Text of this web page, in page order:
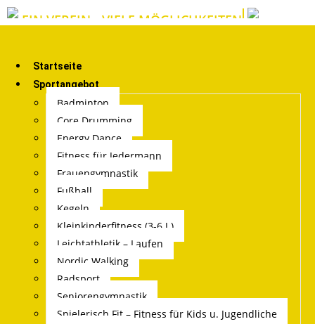
EIN VEREIN - VIELE MÖGLICHKEITEN
Startseite
Sportangebot
Badminton
Core Drumming
Energy Dance
Fitness für Jedermann
Frauengymnastik
Fußball
Kegeln
Kleinkinderfitness (3-6 J.)
Leichtathletik – Laufen
Nordic Walking
Radsport
Seniorengymnastik
Spielerisch Fit – Fitness für Kids u. Jugendliche